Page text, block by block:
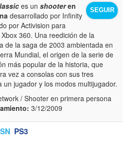
SEGUIR
es unshooteren
desarrollado por Infinity
por Activision para
360. Una reedición de la
de la saga de 2003 ambientada en
Mundial, el origen de la serie de
más popular de la historia, que
vez a consolas con sus tres
un jugador y los modos multijugador.
/ Shooter en primera persona
3/12/2009
PS3